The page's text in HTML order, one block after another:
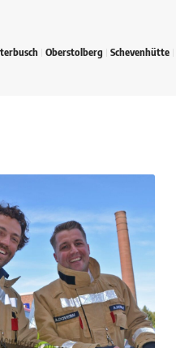
Oberstolberg Schevenhütte